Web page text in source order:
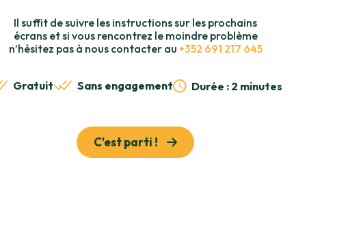
Il suffit de suivre les instructions sur les prochains
écrans et si vous rencontrez le moindre problème
n’hésitez pas à nous contacter au +352 691 217 645
Gratuit Sans engagement Durée : 2 minutes
C'est parti !